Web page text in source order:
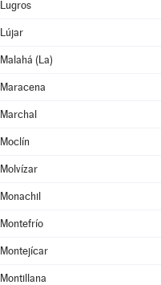
Lugros
Lújar
Malahá (La)
Maracena
Marchal
Moclín
Molvízar
Monachil
Montefrío
Montejícar
Montillana